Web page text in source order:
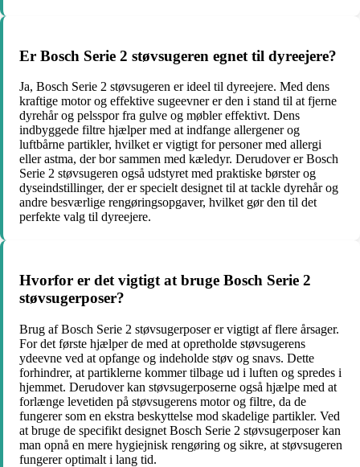
Er Bosch Serie 2 støvsugeren egnet til dyreejere?
Ja, Bosch Serie 2 støvsugeren er ideel til dyreejere. Med dens
kraftige motor og effektive sugeevner er den i stand til at fjerne
dyrehår og pelsspor fra gulve og møbler effektivt. Dens
indbyggede filtre hjælper med at indfange allergener og
luftbårne partikler, hvilket er vigtigt for personer med allergi
eller astma, der bor sammen med kæledyr. Derudover er Bosch
Serie 2 støvsugeren også udstyret med praktiske børster og
dyseindstillinger, der er specielt designet til at tackle dyrehår og
andre besværlige rengøringsopgaver, hvilket gør den til det
perfekte valg til dyreejere.
Hvorfor er det vigtigt at bruge Bosch Serie 2
støvsugerposer?
Brug af Bosch Serie 2 støvsugerposer er vigtigt af flere årsager.
For det første hjælper de med at opretholde støvsugerens
ydeevne ved at opfange og indeholde støv og snavs. Dette
forhindrer, at partiklerne kommer tilbage ud i luften og spredes i
hjemmet. Derudover kan støvsugerposerne også hjælpe med at
forlænge levetiden på støvsugerens motor og filtre, da de
fungerer som en ekstra beskyttelse mod skadelige partikler. Ved
at bruge de specifikt designet Bosch Serie 2 støvsugerposer kan
man opnå en mere hygiejnisk rengøring og sikre, at støvsugeren
fungerer optimalt i lang tid.